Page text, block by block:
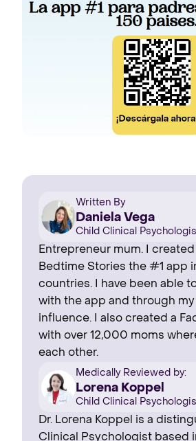
Written By
Daniela Vega
Child Clinical
Entrepreneur mum. I
Bedtime Stories the #1 app
countries. I have been able
with the app and through
influence. I also created a
with over 12,000 moms
each other.
Medically Reviewed by:
Lorena Koppel
Child Clinical
Dr. Lorena Koppel is a
Clinical Psychologist based